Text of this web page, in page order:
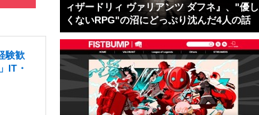
験歓
IT・
ィザードリィ ヴァリアンツ ダフネ』、"優し
くないRPG"の沼にどっぷり沈んだ4人の話